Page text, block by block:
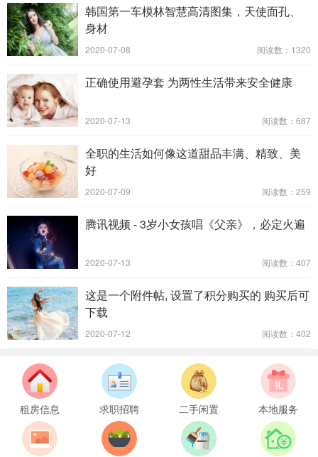
韩国第一车模林智慧高清图集，天使面孔、
身材
2020-07-08 阅读数：1320
正确使用避孕套 为两性生活带来安全健康
2020-07-13 阅读数：687
全职的生活如何像这道甜品丰满、精致、美
好
2020-07-09 阅读数：259
腾讯视频 - 3岁小女孩唱《父亲》，必定火遍
2020-07-13 阅读数：407
这是一个附件帖, 设置了积分购买的 购买后可
下载
2020-07-12 阅读数：402
租房信息 求职招聘 二手闲置 本地服务